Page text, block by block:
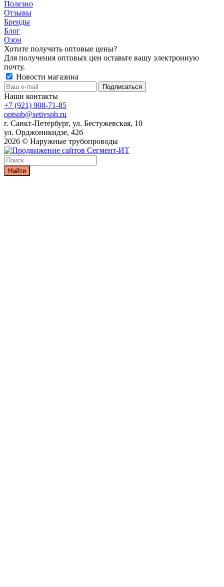
Полезно
Отзывы
Бренды
Блог
Озон
Хотите получить оптовые цены?
Для получения оптовых цен оставьте вашу электронную
почту.
Новости магазина
Наши контакты
+7 (921) 908-71-85
optspb@setivspb.ru
г. Санкт-Петербург, ул. Бестужевская, 10
ул. Орджоникидзе, 42б
2026 © Наружные трубопроводы
Найти